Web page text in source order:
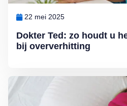
Dokter Ted: zo houdt u
bij oververhitting
22 mei 2025
Lees meer over Nieuwe hype: